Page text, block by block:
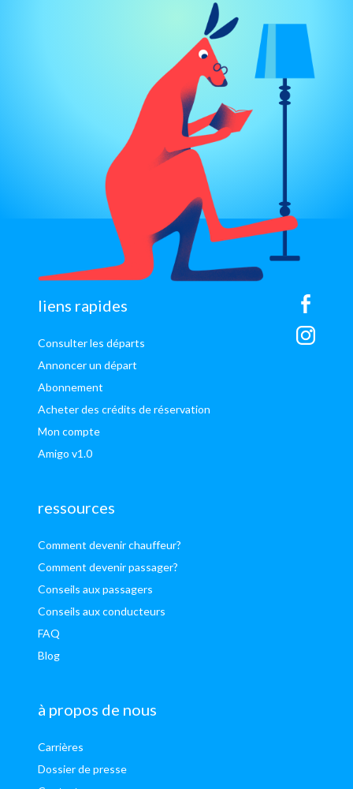
sitemap
liens rapides
Consulter les départs
Annoncer un départ
Abonnement
Acheter des crédits de réservation
Mon compte
Amigo v1.0
ressources
Comment devenir chauffeur?
Comment devenir passager?
Conseils aux passagers
Conseils aux conducteurs
FAQ
Blog
à propos de nous
Carrières
Dossier de presse